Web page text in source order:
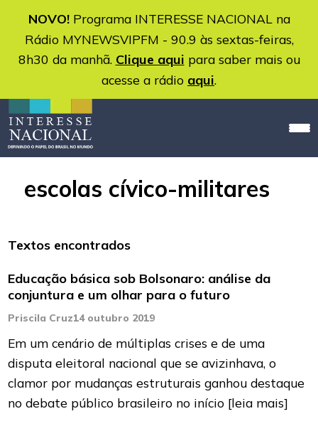
NOVO!Programa INTERESSE NACIONAL na
Rádio MYNEWSVIPFM - 90.9 às sextas-feiras,
8h30 da manhã. Clique aqui para saber mais ou
acesse a rádio aqui.
escolas cívico-militares
Textos encontrados
Educação básica sob Bolsonaro: análise da
conjuntura e um olhar para o futuro
Priscila Cruz14 outubro 2019
Em um cenário de múltiplas crises e de uma
disputa eleitoral nacional que se avizinhava, o
clamor por mudanças estruturais ganhou destaque
no debate público brasileiro no início [leia mais]